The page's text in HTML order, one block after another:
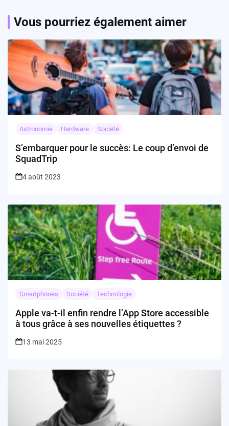
Vous pourriez également aimer
Astronomie Hardware Société
S’embarquer pour le succès: Le coup d’envoi de
SquadTrip
4 août 2023
Smartphones Société Technologie
Apple va-t-il enfin rendre l’App Store accessible
à tous grâce à ses nouvelles étiquettes ?
13 mai 2025